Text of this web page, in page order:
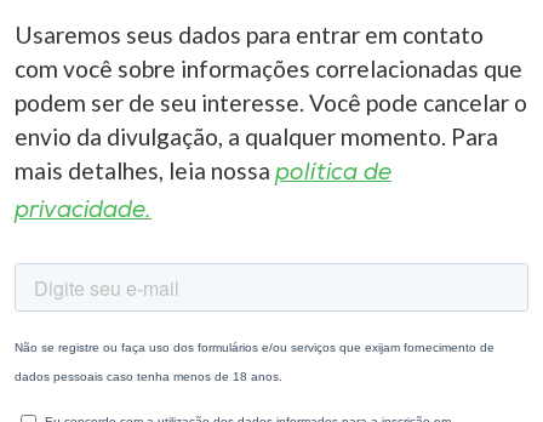
Usaremos seus dados para entrar em contato
com você sobre informações correlacionadas que
podem ser de seu interesse. Você pode cancelar o
envio da divulgação, a qualquer momento. Para
mais detalhes, leia nossa política de
privacidade.